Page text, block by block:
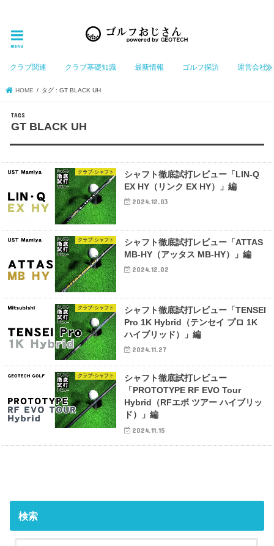
menu
クラブ関連 クラブ基礎知識 最新情報 ゴルフ探訪 運営会社
HOME タグ : GT BLACK UH
GT BLACK UH
クラブ-シャフト
シャフト徹底試打レビュー「LIN-Q
EX HY（リンク EX HY）」編
2024.12.03
クラブ-シャフト
シャフト徹底試打レビュー「ATTAS
MB-HY（アッタス MB-HY）」編
2024.12.02
クラブ-シャフト
シャフト徹底試打レビュー「TENSEI
Pro 1K Hybrid（テンセイ プロ 1K
ハイブリッド）」編
2024.11.27
クラブ-シャフト
シャフト徹底試打レビュー
「PROTOTYPE RF EVO Tour
Hybrid（RFエボ ツアー ハイブリッ
ド）」編
2024.11.15
検索